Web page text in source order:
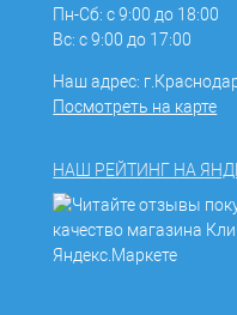
Пн-Сб: с 9:00 до 18:00
Вс: с 9:00 до 17:00
Наш адрес:
Посмотреть на карте
НАШ РЕЙТИНГ НА